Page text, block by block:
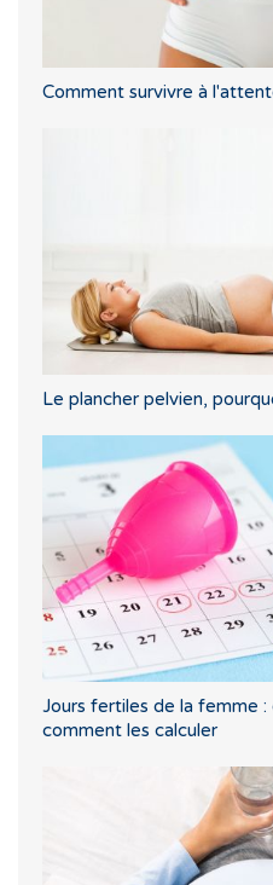
Comment survivre à
Le plancher pelvien,
Jours fertiles de la femme
comment les calculer